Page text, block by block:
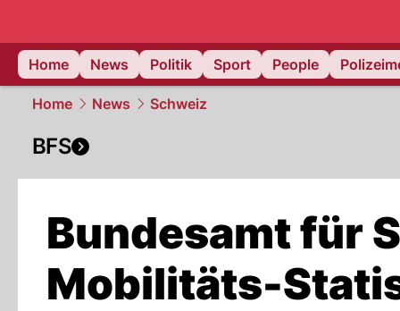
Home News Politik Sport People
Home News Schweiz
BFS
Bundesamt für
Mobilitäts-